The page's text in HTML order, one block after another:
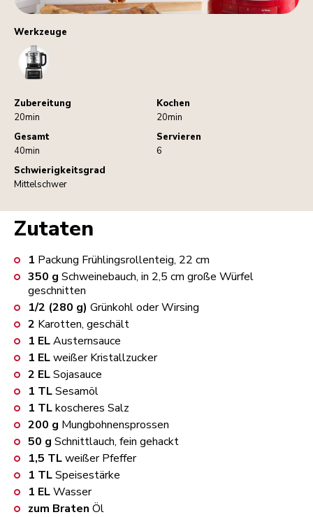
Werkzeuge
FoodProcessor
Zubereitung
20min
Kochen
20min
Gesamt
40min
Servieren
6
Schwierigkeitsgrad
Mittelschwer
Zutaten
1 Packung Frühlingsrollenteig, 22 cm
350 g Schweinebauch, in 2,5 cm große Würfel
geschnitten
1/2 (280 g) Grünkohl oder Wirsing
2 Karotten, geschält
1 ELAusternsauce
1 ELweißer Kristallzucker
2 ELSojasauce
1 TLSesamöl
1 TLkoscheres Salz
200 g Mungbohnensprossen
50 g Schnittlauch, fein gehackt
1,5 TLweißer Pfeffer
1 TLSpeisestärke
1 ELWasser
zum Braten Öl